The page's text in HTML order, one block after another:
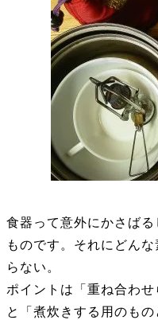
食器って意外にかさば
ものです。それにどん
らない。
ポイントは「重ね合わ
と「煮炊きする用のも